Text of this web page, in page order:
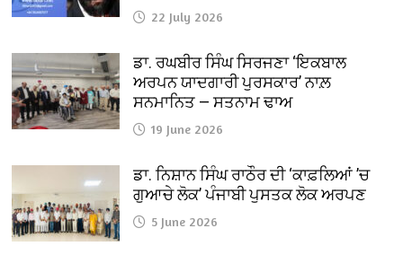
22 July 2026
ਡਾ. ਰਘਬੀਰ ਸਿੰਘ ਸਿਰਜਣਾ ‘ਇਕਬਾਲ
ਅਰਪਨ ਯਾਦਗਾਰੀ ਪੁਰਸਕਾਰ’ ਨਾਲ਼
ਸਨਮਾਨਿਤ — ਸਤਨਾਮ ਢਾਅ
19 June 2026
ਡਾ. ਨਿਸ਼ਾਨ ਸਿੰਘ ਰਾਠੌਰ ਦੀ ‘ਕਾਫ਼ਲਿਆਂ ’ਚ
ਗੁਆਚੇ ਲੋਕ’ ਪੰਜਾਬੀ ਪੁਸਤਕ ਲੋਕ ਅਰਪਣ
5 June 2026